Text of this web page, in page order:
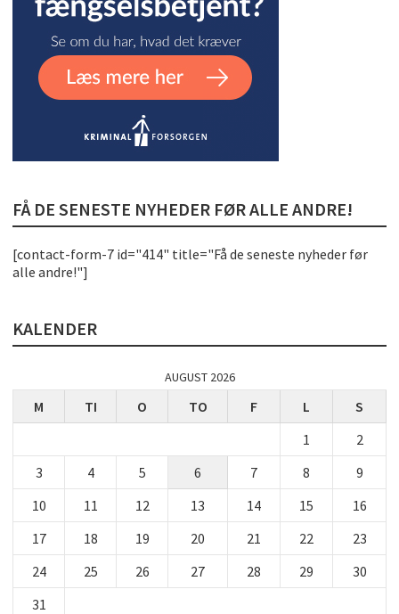
FÅ DE SENESTE NYHEDER FØR ALLE ANDRE!
[contact-form-7 id="414" title="Få de seneste nyheder før
alle andre!"]
KALENDER
AUGUST 2026
M TI O TO F L
S
1
2
3
4 5 6 7 8
9
10
11 12 13 14 15
16
17
18 19 20 21 22
23
24
25 26 27 28 29
30
31